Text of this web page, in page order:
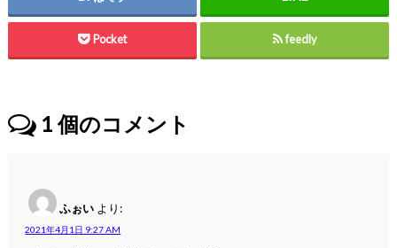
Pocket feedly
1個のコメント
ふぉい より:
2021年4月1日 9:27 AM